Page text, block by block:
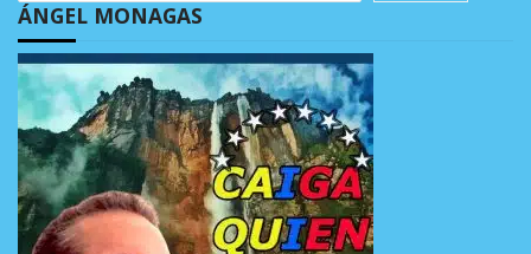
ÁNGEL MONAGAS